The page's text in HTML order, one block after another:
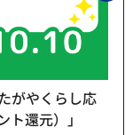
がやくらし応
還元）」